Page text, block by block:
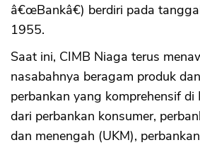
â€œBankâ€) berdiri pada
1955.
Saat ini, CIMB Niaga terus
nasabahnya beragam produk
perbankan yang komprehensif di
dari perbankan konsumer,
dan menengah (UKM),